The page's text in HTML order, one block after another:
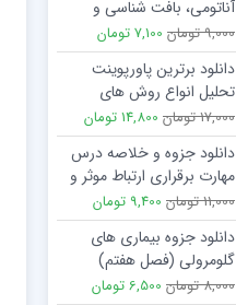
آناتومی، بافت شناسی و
جنین شناسی کاسه چشم
9,000 تومان 7,100 تومان
دانلود برترین پاورپوینت
تحلیل انواع روش های
تنظیم جمعیت
17,000 تومان 14,800 تومان
دانلود جزوه و خلاصه درس
مهارت برقراری ارتباط موثر و
حرفه ای در پرستاری
11,000 تومان 9,400 تومان
دانلود جزوه بیماری های
گلومرولی (فصل هفتم)
8,000 تومان 6,500 تومان